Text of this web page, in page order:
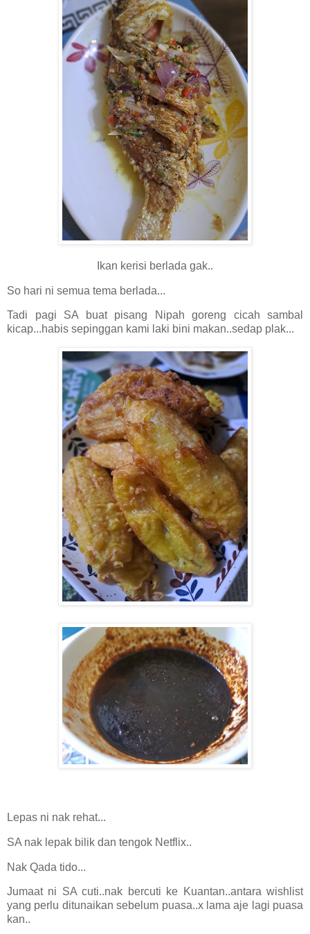
Ikan kerisi berlada gak..
So hari ni semua tema berlada...
Tadi pagi SA buat pisang Nipah goreng cicah sambal
kicap...habis sepinggan kami laki bini makan..sedap plak...
Lepas ni nak rehat...
SA nak lepak bilik dan tengok Netflix..
Nak Qada tido...
Jumaat ni SA cuti..nak bercuti ke Kuantan..antara wishlist
yang perlu ditunaikan sebelum puasa..x lama aje lagi puasa
kan..